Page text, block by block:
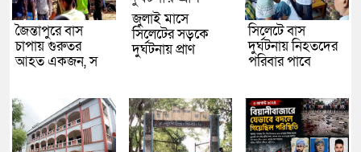
জৈন্তাপুরে বাস
চাপায় গুরুতর
আহত একজন, স
জুলাই মাসে
সিলেটের সড়কে
দুর্ঘটনায় প্রাণ
সিলেটে বাস
দুর্ঘটনায় নিহতদের
পরিবার পাবে